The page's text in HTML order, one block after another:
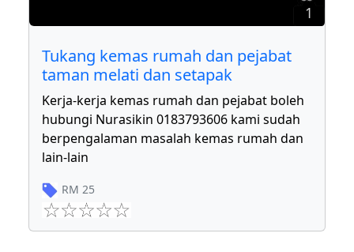
1
Tukang kemas rumah dan pejabat
taman melati dan setapak
Kerja-kerja kemas rumah dan pejabat boleh
hubungi Nurasikin 0183793606 kami sudah
berpengalaman masalah kemas rumah dan
lain-lain
RM 25